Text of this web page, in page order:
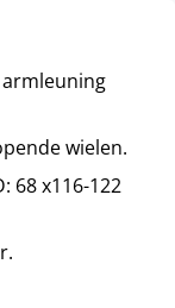
wielen.
68 x116-122